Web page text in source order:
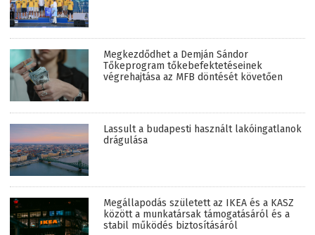
Megkezdődhet a Demján Sándor
Tőkeprogram tőkebefektetéseinek
végrehajtása az MFB döntését követően
Lassult a budapesti használt lakóingatlanok
drágulása
Megállapodás született az IKEA és a KASZ
között a munkatársak támogatásáról és a
stabil működés biztosításáról